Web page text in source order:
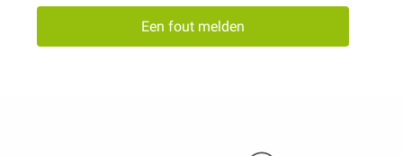
Een fout melden